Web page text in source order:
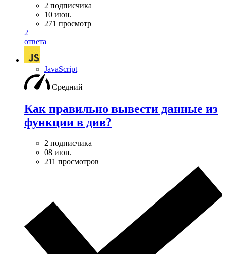
2 подписчика
10 июн.
271 просмотр
2
ответа
JavaScript
Средний
Как правильно вывести данные из
функции в див?
2 подписчика
08 июн.
211 просмотров